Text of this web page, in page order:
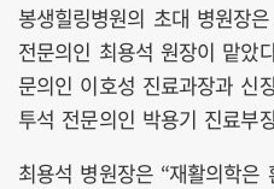
봉생힐링병원의 초대 병원장
전문의인 최용석 원장이 맡았
문의인 이호성 진료과장과 신
투석 전문의인 박용기 진료부
최용석 병원장은 “재활의학